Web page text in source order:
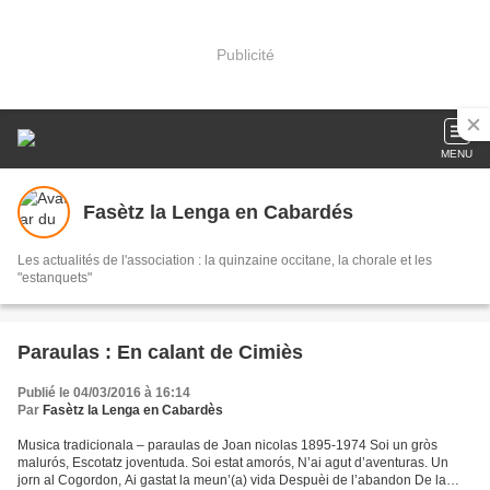
Publicité
MENU
Fasètz la Lenga en Cabardés
Les actualités de l'association : la quinzaine occitane, la chorale et les
"estanquets"
Paraulas : En calant de Cimiès
Publié le 04/03/2016 à 16:14
Par Fasètz la Lenga en Cabardès
Musica tradicionala – paraulas de Joan nicolas 1895-1974 Soi un gròs
malurós, Escotatz joventuda. Soi estat amorós, N’ai agut d’aventuras. Un
jorn al Cogordon, Ai gastat la meun’(a) vida Despuèi de l’abandon De la